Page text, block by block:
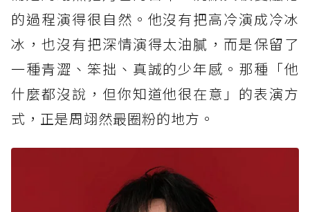
的過程演得很自然。他沒有把高冷演成冷冰
冰，也沒有把深情演得太油膩，而是保留了
一種青澀、笨拙、真誠的少年感。那種「他
什麼都沒說，但你知道他很在意」的表演方
式，正是周翊然最圈粉的地方。